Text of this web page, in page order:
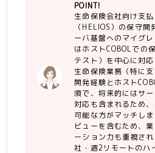
的にサーバ
とになります。
15名体制、うち
パートナー様の
ウハウがござい
案件は小〜中規
走るスタイルで
を担当いただき
参画当初は詳細
当いただきます
外部設計とお客
きます。
あると尚可。
※当該PJのホス
は問いません
・お客様のシス
レビューができ
ョン力
POINT!
生命保険会社向け支
（HELIOS）の保守
ーバ基盤へのマイグ
はホストCOBOLでの
テスト）を中心に対
生命保険業務（特に
開発経験とホスト
須で、将来的にはサ
対応も含まれるため
可能な方がマッチし
ビューを含むため、
ーション力も重視さ
社・週2リモートのハ